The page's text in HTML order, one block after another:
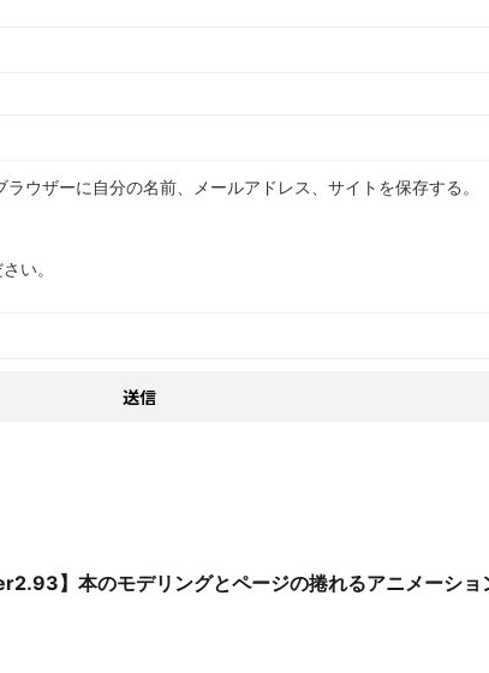
ウザーに自分の名前、メールアドレス、サイトを保存する。
い。
】本のモデリングとページの捲れるアニメーショ